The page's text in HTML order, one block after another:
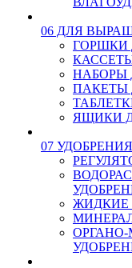
06 ДЛЯ
ГОРШКИ
НАБОРЫ
ПАКЕТЫ
ЯЩИКИ
07 УДОБРЕНИЯ
ЖИДКИЕ